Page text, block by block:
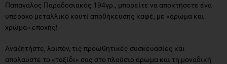
Παπαγάλος Παραδοσιακός 194γρ., μπορείτε να αποκτήσετε ένα
υπέροχο μεταλλικό κουτί αποθήκευσης καφέ, με «άρωμα και
χρώμα» εποχής!
Αναζητήστε, λοιπόν, τις προωθητικές συσκευασίες και
απολαύστε το «ταξίδι» σας στο πλούσιο άρωμα και τη μοναδική